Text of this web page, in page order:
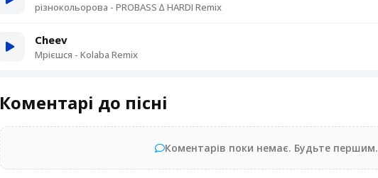
різнокольорова - PROBASS ∆ HARDI Remix
Cheev
Мрієшся - Kolaba Remix
Коментарі до пісні
Коментарів поки немає. Будьте першим.